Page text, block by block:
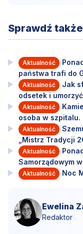
Sprawdź także
Aktualność
państwa trafi do
Aktualność
Jak
odsetek i
Aktualność
osoba w szpitalu.
Aktualność
„Mistrz Tradycji
Aktualność
Samorządowym
Aktualność Noc
Ewelina
Redaktor